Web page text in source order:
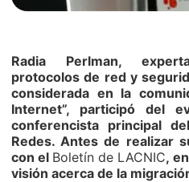
Radia Perlman,
protocolos de red y
considerada en la
Internet”, participó del
conferencista principal
Redes. Antes de realizar
con el Boletín de LACNIC,
visión acerca de la